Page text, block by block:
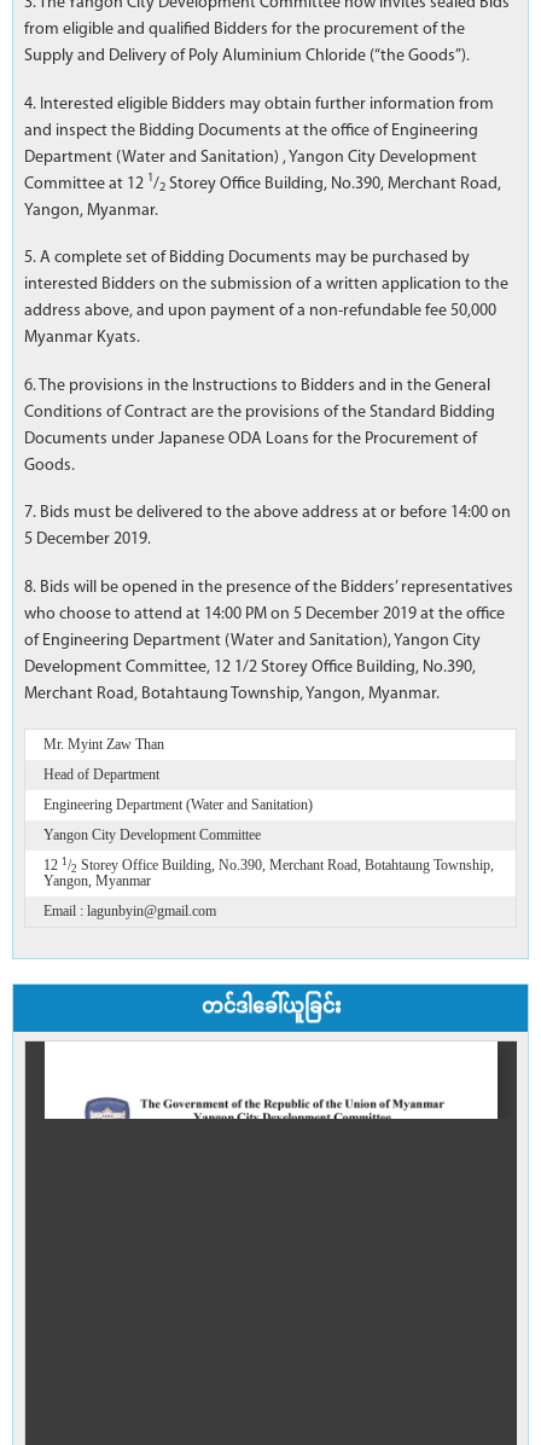
from eligible and qualified Bidders for the procurement of the
Supply and Delivery of Poly Aluminium Chloride (“the Goods”).
4. Interested eligible Bidders may obtain further information from
and inspect the Bidding Documents at the office of Engineering
Department (Water and Sanitation) , Yangon City Development
Committee at 12 1/2Storey Office Building, No.390, Merchant Road,
Yangon, Myanmar.
5. A complete set of Bidding Documents may be purchased by
interested Bidders on the submission of a written application to the
address above, and upon payment of a non-refundable fee 50,000
Myanmar Kyats.
6. The provisions in the Instructions to Bidders and in the General
Conditions of Contract are the provisions of the Standard Bidding
Documents under Japanese ODA Loans for the Procurement of
Goods.
7. Bids must be delivered to the above address at or before 14:00 on
5 December 2019.
8. Bids will be opened in the presence of the Bidders’ representatives
who choose to attend at 14:00 PM on 5 December 2019 at the office
of Engineering Department (Water and Sanitation), Yangon City
Development Committee, 12 1/2 Storey Office Building, No.390,
Merchant Road, Botahtaung Township, Yangon, Myanmar.
Mr. Myint Zaw Than
Head of Department
Engineering Department (Water and Sanitation)
Yangon City Development Committee
12 1 /2 Storey Office Building, No.390, Merchant Road, Botahtaung Township,
Yangon, Myanmar
Email : lagunbyin@gmail.com
တင်ဒါခေါ်ယူခြင်း